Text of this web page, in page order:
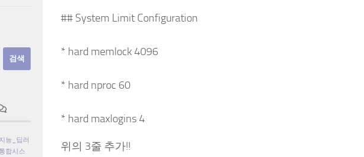
## System Limit Configuration
* hard memlock 4096
* hard nproc 60
* hard maxlogins 4
위의 3줄 추가!!
능_딥러
통합시스